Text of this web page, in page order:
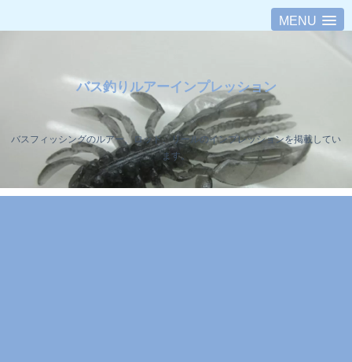
MENU
バス釣りルアーインプレッション
バスフィッシングのルアー、ロッド、リールのインプレッションを掲載してい
ます。